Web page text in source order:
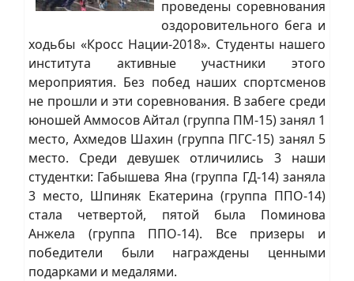
проведены соревнования
оздоровительного бега и
ходьбы «Кросс Нации-2018». Студенты нашего
института активные участники этого
мероприятия. Без побед наших спортсменов
не прошли и эти соревнования. В забеге среди
юношей Аммосов Айтал (группа ПМ-15) занял 1
место, Ахмедов Шахин (группа ПГС-15) занял 5
место. Среди девушек отличились 3 наши
студентки: Габышева Яна (группа ГД-14) заняла
3 место, Шпиняк Екатерина (группа ППО-14)
стала четвертой, пятой была Поминова
Анжела (группа ППО-14). Все призеры и
победители были награждены ценными
подарками и медалями.